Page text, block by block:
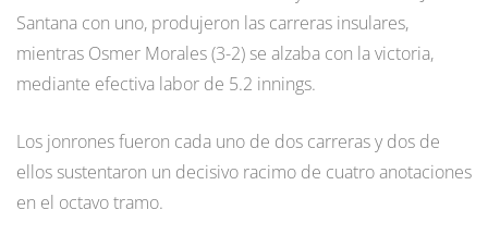
Santana con uno, produjeron las carreras insulares,
mientras Osmer Morales (3-2) se alzaba con la victoria,
mediante efectiva labor de 5.2 innings.
Los jonrones fueron cada uno de dos carreras y dos de
ellos sustentaron un decisivo racimo de cuatro anotaciones
en el octavo tramo.